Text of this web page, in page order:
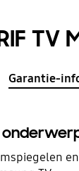
TV
Garantie-